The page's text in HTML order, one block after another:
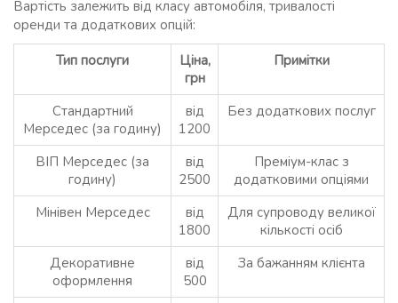
Вартість залежить від класу автомобіля, тривалості
оренди та додаткових опцій:
Тип послуги
Ціна,
грн
Примітки
Стандартний
Мерседес (за годину)
від
1200
Без додаткових послуг
ВІП Мерседес (за
годину)
від
2500
Преміум-клас з
додатковими опціями
Мінівен Мерседес
від
1800
Для супроводу великої
кількості осіб
Декоративне
оформлення
від
500
За бажанням клієнта